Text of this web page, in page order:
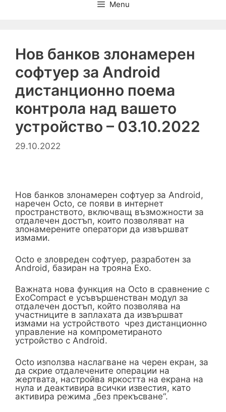
Menu
Нов банков злонамерен
софтуер за Android
дистанционно поема
контрола над вашето
устройство – 03.10.2022
29.10.2022
Нов банков злонамерен софтуер за Android,
наречен Octo, се появи в интернет
пространството, включващ възможности за
отдалечен достъп, които позволяват на
злонамерените оператори да извършват
измами.
Octo е зловреден софтуер, разработен за
Android, базиран на трояна Exo.
Важната нова функция на Octo в сравнение с
ExoCompact е усъвършенстван модул за
отдалечен достъп, който позволява на
участниците в заплахата да извършват
измами на устройството чрез дистанционно
управление на компрометираното
устройство с Android.
Octo използва наслагване на черен екран, за
да скрие отдалечените операции на
жертвата, настройва яркостта на екрана на
нула и деактивира всички известия, като
активира режима „без прекъсване“.